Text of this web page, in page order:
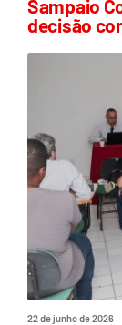
Sampaio
decisão
22 de junho de 2026